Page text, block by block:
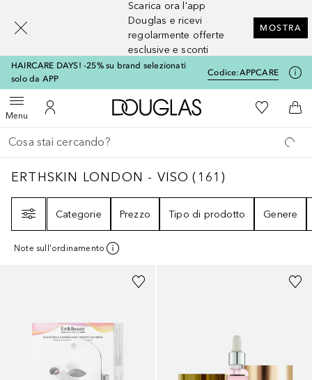
Scarica ora l'app
Douglas e ricevi
regolarmente offerte
esclusive e sconti
MOSTRA
HAIRCARE DAYS! -25% su brand selezionati
solo da APP
Codice:APPCARE
MenuApri menuAl Mio Account
A Douglas HomeAlla Mia
Al
Torna indietro
Esegui ricerca
ERTHSKIN LONDON - VISO 161
ERTHSKIN LONDON - VISO ( 161 )
Categorie
Prezzo Tipo di prodotto Genere
Note sull'ordinamento
[navigation.slideout.screenreader]